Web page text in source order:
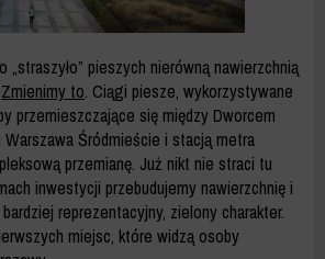
pieszych nierówną nawierzchnią
Zmienimy to. Ciągi piesze, wykorzystywane
przemieszczające się między Dworcem
Śródmieście i stacją metra
przemianę. Już nikt nie straci tu
inwestycji przebudujemy nawierzchnię i
reprezentacyjny, zielony charakter.
miejsc, które widzą osoby